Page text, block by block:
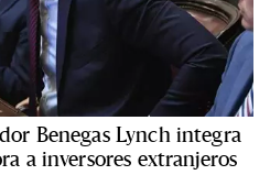
Benegas Lynch integra
a inversores extranjeros